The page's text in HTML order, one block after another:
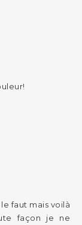
faut mais voilà
façon je ne